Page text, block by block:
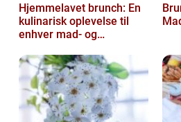
Hjemmelavet brunch: En
kulinarisk oplevelse til
enhver mad- og